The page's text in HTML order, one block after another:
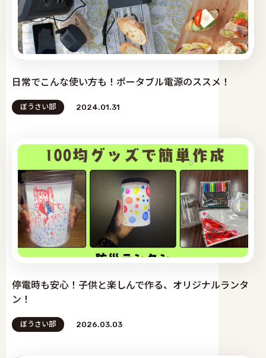
日常でこんな使い方も！ポータブル電源のススメ！
ぼうさい部 2024.01.31
停電時も安心！子供と楽しんで作る、オリジナルランタ
ン！
ぼうさい部 2026.03.03